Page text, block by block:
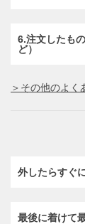
6.注文したも
ど）
＞その他のよく
外したらすぐ
最後に着けて